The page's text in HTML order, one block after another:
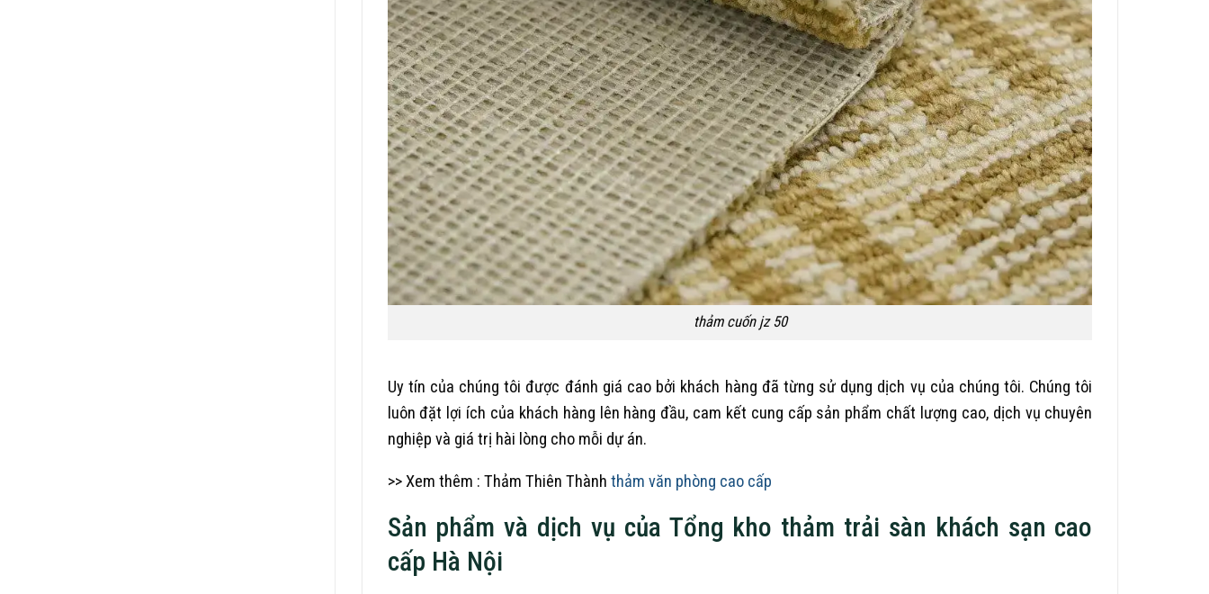
thảm cuốn jz 50
Uy tín của chúng tôi được đánh giá cao bởi khách hàng đã từng sử dụng dịch vụ của chúng tôi. Chúng tôi
luôn đặt lợi ích của khách hàng lên hàng đầu, cam kết cung cấp sản phẩm chất lượng cao, dịch vụ chuyên
nghiệp và giá trị hài lòng cho mỗi dự án.
>> Xem thêm : Thảm Thiên Thành thảm văn phòng cao cấp
Sản phẩm và dịch vụ của Tổng kho thảm trải sàn khách sạn cao
cấp Hà Nội